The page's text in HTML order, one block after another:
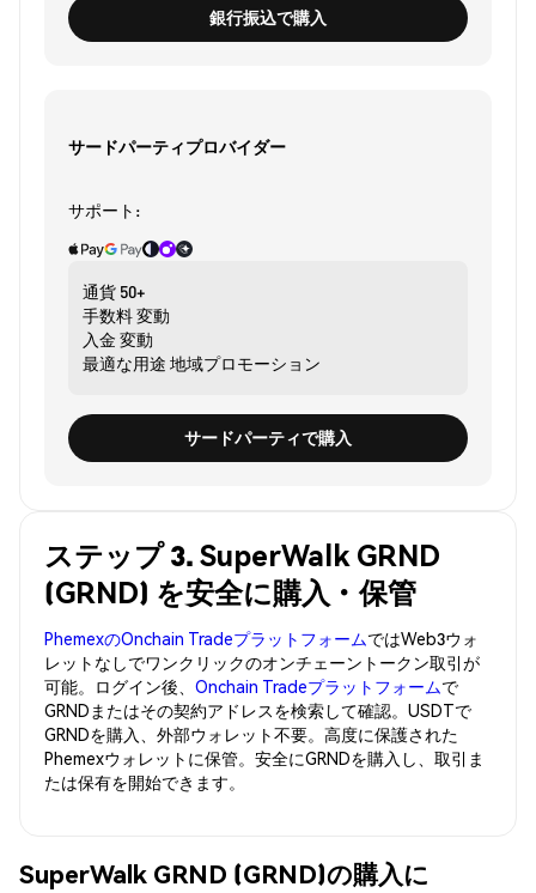
銀行振込で購入
サードパーティプロバイダー
サポート:
通貨 50+
手数料変動
入金 変動
最適な用途 地域プロモーション
サードパーティで購入
ステップ 3. SuperWalk GRND
(GRND) を安全に購入・保管
PhemexのOnchain TradeプラットフォームではWeb3ウォ
レットなしでワンクリックのオンチェーントークン取引が
可能。ログイン後、 Onchain Tradeプラットフォームで
GRNDまたはその契約アドレスを検索して確認。USDTで
GRNDを購入、外部ウォレット不要。高度に保護された
Phemexウォレットに保管。安全にGRNDを購入し、取引ま
たは保有を開始できます。
SuperWalk GRND (GRND)の購入に